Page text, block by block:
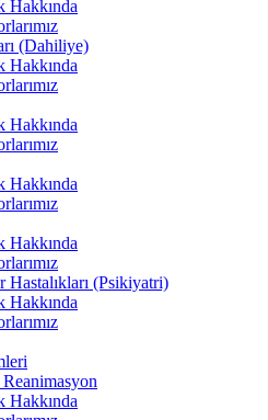
Hakkında
(Dahiliye)
Hakkında
Hakkında
Hakkında
Hakkında
Hastalıkları (Psikiyatri)
Hakkında
Hakkında